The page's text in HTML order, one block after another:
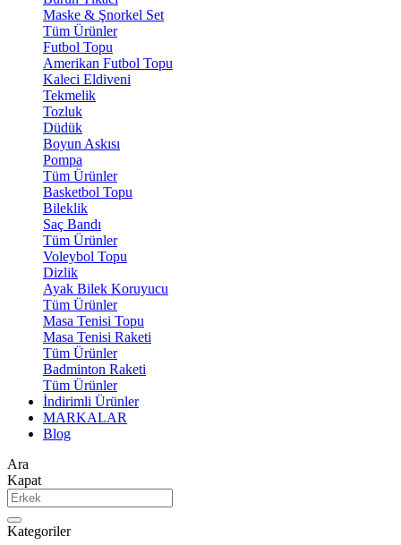
Maske & Şnorkel Set
Tüm Ürünler
Futbol Topu
Amerikan Futbol Topu
Kaleci Eldiveni
Tekmelik
Tozluk
Düdük
Boyun Askısı
Pompa
Tüm Ürünler
Basketbol Topu
Bileklik
Saç Bandı
Tüm Ürünler
Voleybol Topu
Dizlik
Ayak Bilek Koruyucu
Tüm Ürünler
Masa Tenisi Topu
Masa Tenisi Raketi
Tüm Ürünler
Badminton Raketi
Tüm Ürünler
İndirimli Ürünler
MARKALAR
Blog
Ara
Kapat
Kategoriler